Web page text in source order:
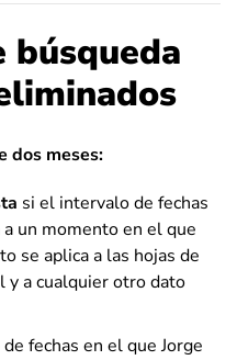
búsqueda
dos meses:
si el intervalo de fechas
un momento en el que
se aplica a las hojas de
y a cualquier otro dato
fechas en el que Jorge